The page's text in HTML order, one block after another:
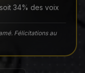
soit 34% des voix
Félicitations au